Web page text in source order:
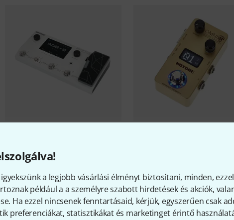
a legjobb vásárlási élményt biztosítani, minden,
például a a személyre szabott hirdetések és akciók,
Ha ezzel nincsenek fenntartásaid, kérjük, egyszerűen csak
preferenciákat, statisztikákat és marketinget érintő